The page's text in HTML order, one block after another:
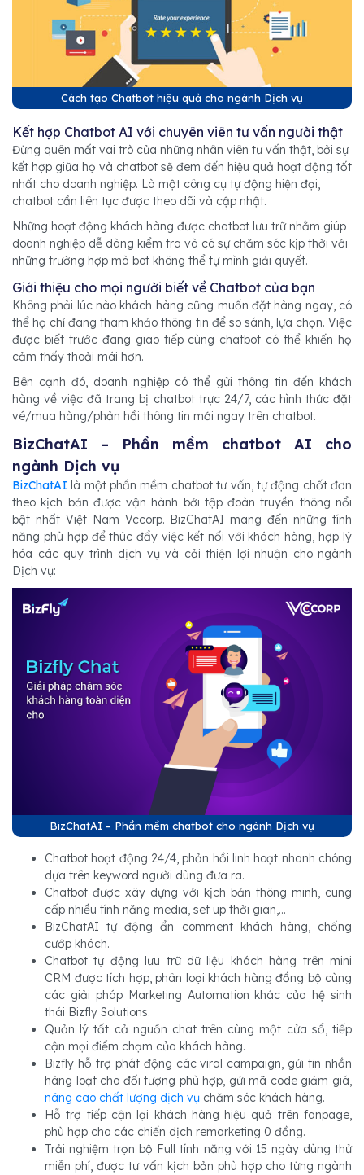
Cách tạo Chatbot hiệu quả cho ngành Dịch vụ
Kết hợp Chatbot AI với chuyên viên tư vấn người thật
Đừng quên mất vai trò của những nhân viên tư vấn thật, bởi sự
kết hợp giữa họ và chatbot sẽ đem đến hiệu quả hoạt động tốt
nhất cho doanh nghiệp. Là một công cụ tự động hiện đại,
chatbot cần liên tục được theo dõi và cập nhật.
Những hoạt động khách hàng được chatbot lưu trữ nhằm giúp
doanh nghiệp dễ dàng kiểm tra và có sự chăm sóc kịp thời với
những trường hợp mà bot không thể tự mình giải quyết.
Giới thiệu cho mọi người biết về Chatbot của bạn
Không phải lúc nào khách hàng cũng muốn đặt hàng ngay, có
thể họ chỉ đang tham khảo thông tin để so sánh, lựa chọn. Việc
được biết trước đang giao tiếp cùng chatbot cóthể khiến họ
cảm thấy thoải mái hơn.
Bên cạnh đó, doanh nghiệp có thể gửi thông tin đến khách
hàng về việc đã trang bị chatbot trực 24/7, các hình thức đặt
vé/mua hàng/phản hồi thông tin mới ngay trên chatbot.
BizChatAI – Phần mềm chatbot AI cho
ngành Dịch vụ
BizChatAI là một phần mềm chatbot tư vấn, tự động chốt đơn
theo kịch bản được vận hành bởi tập đoàn truyền thông nổi
bật nhất Việt Nam Vccorp. BizChatAI mang đến những tính
năng phù hợp để thúc đẩy việc kết nối với khách hàng, hợp lý
hóa các quy trình dịch vụ và cải thiện lợi nhuận cho ngành
Dịch vụ:
BizChatAI – Phần mềm chatbot cho ngành Dịch vụ
Chatbot hoạt động 24/4, phản hồi linh hoạt nhanh chóng
dựa trên keyword người dùng đưa ra.
Chatbot được xây dựng với kịch bản thông minh, cung
cấp nhiều tính năng media, set up thời gian,...
BizChatAI tự động ẩn comment khách hàng, chống
cướp khách.
Chatbot tự động lưu trữ dữ liệu khách hàng trên mini
CRM được tích hợp, phân loại khách hàng đồng bộ cùng
các giải pháp Marketing Automation khác của hệ sinh
thái Bizfly Solutions.
Quản lý tất cả nguồn chat trên cùng một cửa sổ, tiếp
cận mọi điểm chạm của khách hàng.
Bizfly hỗ trợ phát động các viral campaign, gửi tin nhắn
hàng loạt cho đối tượng phù hợp, gửi mã code giảm giá,
nâng cao chất lượng dịch vụ chăm sóc khách hàng.
Hỗ trợ tiếp cận lại khách hàng hiệu quả trên fanpage,
phù hợp cho các chiến dịch remarketing 0 đồng.
Trải nghiệm trọn bộ Full tính năng với 15 ngày dùng thử
miễn phí, được tư vấn kịch bản phù hợp cho từng ngành